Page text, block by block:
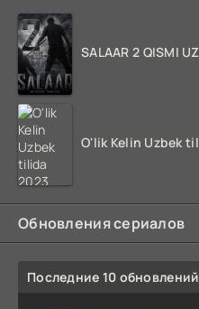
Обновления сериалов
Последние 10 обновлений